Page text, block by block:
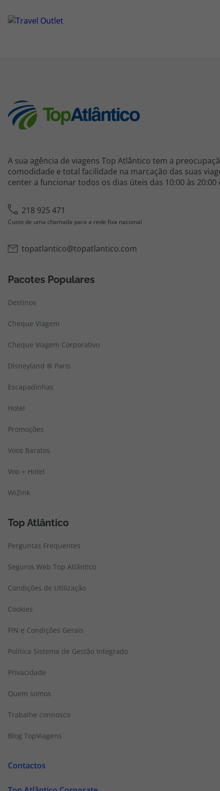
A sua agência de viagens Top Atlântico tem a
comodidade e total facilidade na marcação das suas
center a funcionar todos os dias úteis das 10:00 às 20:00
218 925 471
Custo de uma chamada para a rede fixa nacional
topatlantico@topatlantico.com
Pacotes Populares
Destinos
Cheque Viagem
Cheque Viagem Corporativo
Disneyland ® Paris
Escapadinhas
Hotel
Promoções
Voos Baratos
Voo + Hotel
WiZink
Top Atlântico
Perguntas Frequentes
Seguros Web Top Atlântico
Condições de Utilização
Cookies
FIN e Condições Gerais
Politica Sistema de Gestão Integrado
Privacidade
Quem somos
Trabalhe connosco
Blog TopViagens
Contactos